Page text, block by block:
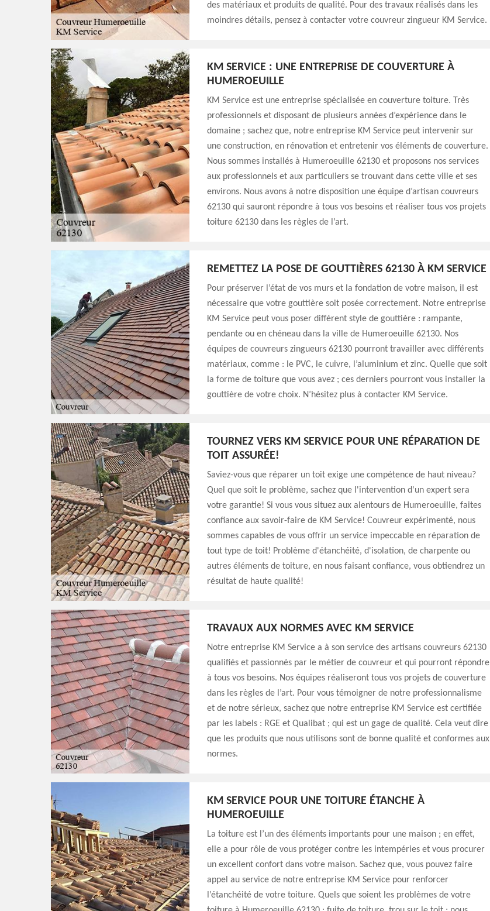
des matériaux et produits de qualité. Pour des travaux réalisés dans les
moindres détails, pensez à contacter votre couvreur zingueur KM Service.
KM SERVICE : UNE ENTREPRISE DE COUVERTURE À
HUMEROEUILLE
KM Service est une entreprise spécialisée en couverture toiture. Très
professionnels et disposant de plusieurs années d’expérience dans le
domaine ; sachez que, notre entreprise KM Service peut intervenir sur
une construction, en rénovation et entretenir vos éléments de couverture.
Nous sommes installés à Humeroeuille 62130 et proposons nos services
aux professionnels et aux particuliers se trouvant dans cette ville et ses
environs. Nous avons à notre disposition une équipe d’artisan couvreurs
62130 qui sauront répondre à tous vos besoins et réaliser tous vos projets
toiture 62130 dans les règles de l’art.
REMETTEZ LA POSE DE GOUTTIÈRES 62130 À KM SERVICE
Pour préserver l’état de vos murs et la fondation de votre maison, il est
nécessaire que votre gouttière soit posée correctement. Notre entreprise
KM Service peut vous poser différent style de gouttière : rampante,
pendante ou en chéneau dans la ville de Humeroeuille 62130. Nos
équipes de couvreurs zingueurs 62130 pourront travailler avec différents
matériaux, comme : le PVC, le cuivre, l’aluminium et zinc. Quelle que soit
la forme de toiture que vous avez ; ces derniers pourront vous installer la
gouttière de votre choix. N’hésitez plus à contacter KM Service.
TOURNEZ VERS KM SERVICE POUR UNE RÉPARATION DE
TOIT ASSURÉE!
Saviez-vous que réparer un toit exige une compétence de haut niveau?
Quel que soit le problème, sachez que l'intervention d'un expert sera
votre garantie! Si vous vous situez aux alentours de Humeroeuille, faites
confiance aux savoir-faire de KM Service! Couvreur expérimenté, nous
sommes capables de vous offrir un service impeccable en réparation de
tout type de toit! Problème d'étanchéité, d'isolation, de charpente ou
autres éléments de toiture, en nous faisant confiance, vous obtiendrez un
résultat de haute qualité!
TRAVAUX AUX NORMES AVEC KM SERVICE
Notre entreprise KM Service a à son service des artisans couvreurs 62130
qualifiés et passionnés par le métier de couvreur et qui pourront répondre
à tous vos besoins. Nos équipes réaliseront tous vos projets de couverture
dans les règles de l’art. Pour vous témoigner de notre professionnalisme
et de notre sérieux, sachez que notre entreprise KM Service est certifiée
par les labels : RGE et Qualibat ; qui est un gage de qualité. Cela veut dire
que les produits que nous utilisons sont de bonne qualité et conformes aux
normes.
KM SERVICE POUR UNE TOITURE ÉTANCHE À
HUMEROEUILLE
La toiture est l’un des éléments importants pour une maison ; en effet,
elle a pour rôle de vous protéger contre les intempéries et vous procurer
un excellent confort dans votre maison. Sachez que, vous pouvez faire
appel au service de notre entreprise KM Service pour renforcer
l’étanchéité de votre toiture. Quels que soient les problèmes de votre